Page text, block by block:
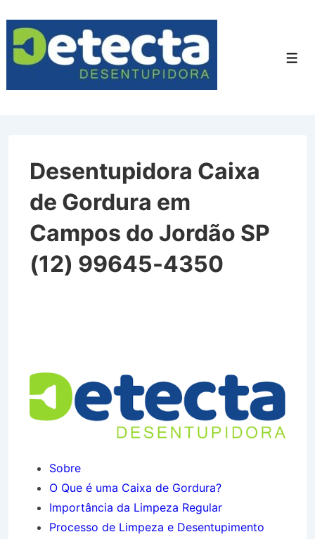
para
Conteúdo
Desentupidora Caixa
de Gordura em
Campos do Jordão SP
(12) 99645-4350
Sobre
O Que é uma Caixa de Gordura?
Importância da Limpeza Regular
Processo de Limpeza e Desentupimento